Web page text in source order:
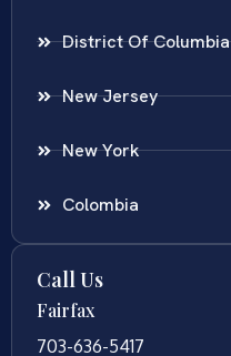
District Of Columbia
New Jersey
New York
Colombia
Call Us
Fairfax
703-636-5417